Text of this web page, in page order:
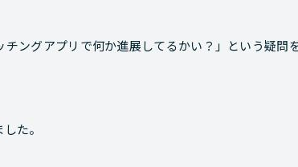
ングアプリで何か進展してるかい？」
という疑問
た。